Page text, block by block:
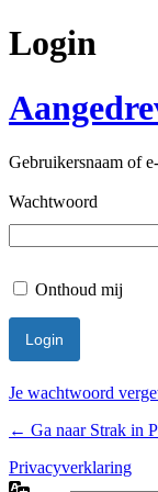
Login
Gebruikersnaam of
Wachtwoord
Onthoud mij
Je wachtwoord
← Ga naar Strak in
Privacyverklaring